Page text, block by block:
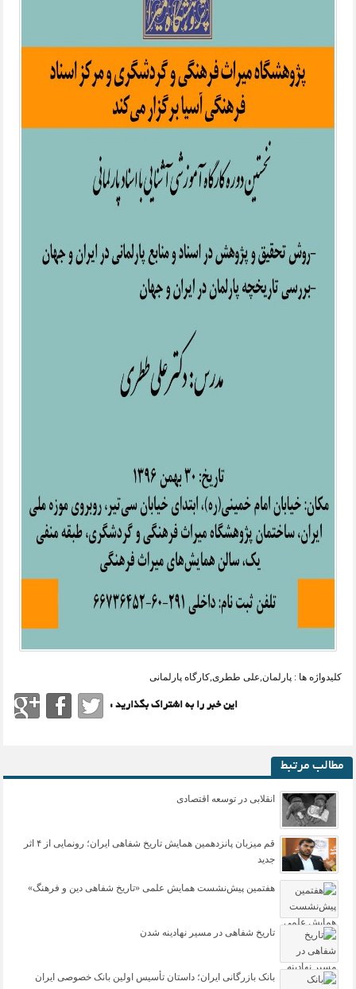
کلیدواژه ها :پارلمان,علی ططری,کارگاه پارلمانی
این خبر را به اشتراک بگذارید :
مطالب مرتبط
انقلابی در توسعه اقتصادی
قم میزبان پانزدهمین همایش تاریخ شفاهی ایران؛ رونمایی از ۴ اثر
جدید
هفتمین پیش‌نشست همایش علمی «تاریخ شفاهی دین و فرهنگ»
تاریخ شفاهی در مسیر نهادینه شدن
بانک بازرگانی ایران؛ داستان تأسیس اولین بانک خصوصی ایران